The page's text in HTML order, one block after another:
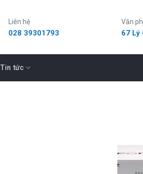
Liên hệ
028 39301793
Văn
67 Lý
Tin tức